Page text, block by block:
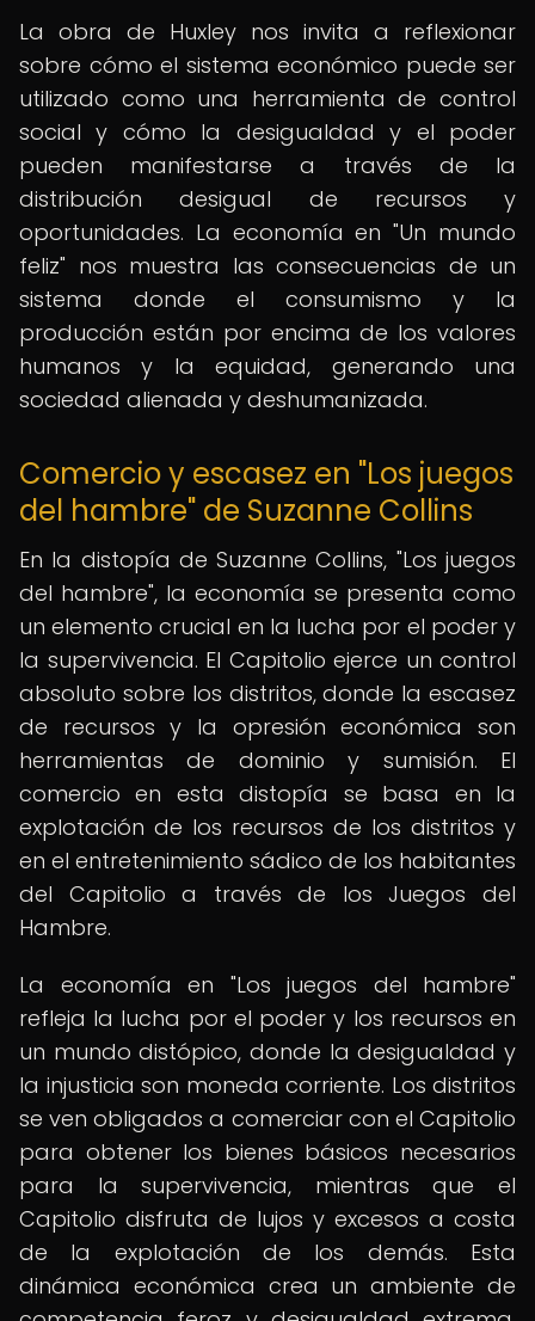
La obra de Huxley nos invita a reflexionar
sobre cómo el sistema económico puede ser
utilizado como una herramienta de control
social y cómo la desigualdad y el poder
pueden manifestarse a través de la
distribución desigual de recursos y
oportunidades. La economía en "Un mundo
feliz" nos muestra las consecuencias de un
sistema donde el consumismo y la
producción están por encima de los valores
humanos y la equidad, generando una
sociedad alienada y deshumanizada.
Comercio y escasez en "Los juegos
del hambre" de Suzanne Collins
En la distopía de Suzanne Collins, "Los juegos
del hambre", la economía se presenta como
un elemento crucial en la lucha por el poder y
la supervivencia. El Capitolio ejerce un control
absoluto sobre los distritos, donde la escasez
de recursos y la opresión económica son
herramientas de dominio y sumisión. El
comercio en esta distopía se basa en la
explotación de los recursos de los distritos y
en el entretenimiento sádico de los habitantes
del Capitolio a través de los Juegos del
Hambre.
La economía en "Los juegos del hambre"
refleja la lucha por el poder y los recursos en
un mundo distópico, donde la desigualdad y
la injusticia son moneda corriente. Los distritos
se ven obligados a comerciar con el Capitolio
para obtener los bienes básicos necesarios
para la supervivencia, mientras que el
Capitolio disfruta de lujos y excesos a costa
de la explotación de los demás. Esta
dinámica económica crea un ambiente de